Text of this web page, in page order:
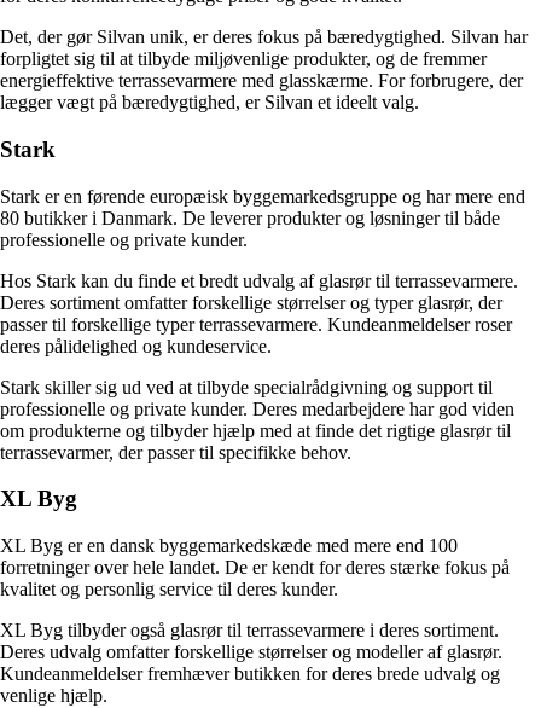
Det, der gør Silvan unik, er deres fokus på bæredygtighed. Silvan har
forpligtet sig til at tilbyde miljøvenlige produkter, og de fremmer
energieffektive terrassevarmere med glasskærme. For forbrugere, der
lægger vægt på bæredygtighed, er Silvan et ideelt valg.
Stark
Stark er en førende europæisk byggemarkedsgruppe og har mere end
80 butikker i Danmark. De leverer produkter og løsninger til både
professionelle og private kunder.
Hos Stark kan du finde et bredt udvalg af glasrør til terrassevarmere.
Deres sortiment omfatter forskellige størrelser og typer glasrør, der
passer til forskellige typer terrassevarmere. Kundeanmeldelser roser
deres pålidelighed og kundeservice.
Stark skiller sig ud ved at tilbyde specialrådgivning og support til
professionelle og private kunder. Deres medarbejdere har god viden
om produkterne og tilbyder hjælp med at finde det rigtige glasrør til
terrassevarmer, der passer til specifikke behov.
XL Byg
XL Byg er en dansk byggemarkedskæde med mere end 100
forretninger over hele landet. De er kendt for deres stærke fokus på
kvalitet og personlig service til deres kunder.
XL Byg tilbyder også glasrør til terrassevarmere i deres sortiment.
Deres udvalg omfatter forskellige størrelser og modeller af glasrør.
Kundeanmeldelser fremhæver butikken for deres brede udvalg og
venlige hjælp.